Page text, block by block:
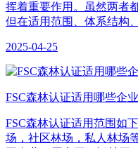
挥着重要作用。虽然两者
但在适用范围、体系结构、
2025-04-25
​FSC森林认证适用哪些企业
FSC森林认证适用范围如
场，社区林场，私人林场